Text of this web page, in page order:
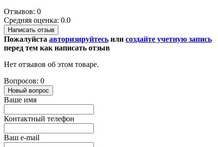
Отзывов: 0
Средняя оценка: 0.0
Написать отзыв
Пожалуйста авторизируйтесь или создайте учетную запись
перед тем как написать отзыв
Нет отзывов об этом товаре.
Вопросов: 0
Новый вопрос
Ваше имя
Контактный телефон
Ваш e-mail